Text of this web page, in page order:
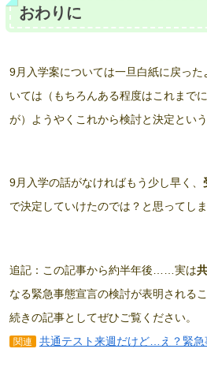
おわりに
9月入学案については一旦白紙に戻っ
いては（もちろんある程度はこれまで
が）ようやくこれから検討と決定とい
9月入学の話がなければもう少し早く、
で決定していけたのでは？と思ってしま
追記：この記事から約半年後……実は
なる緊急事態宣言の検討が表明される
続きの記事としてぜひご覧ください。
関連 共通テスト来週だけど…え？緊急